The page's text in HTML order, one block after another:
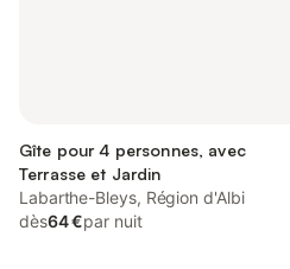
Gîte pour 4 personnes, avec
Terrasse et Jardin
Labarthe-Bleys, Région d'Albi
dès64 €par nuit